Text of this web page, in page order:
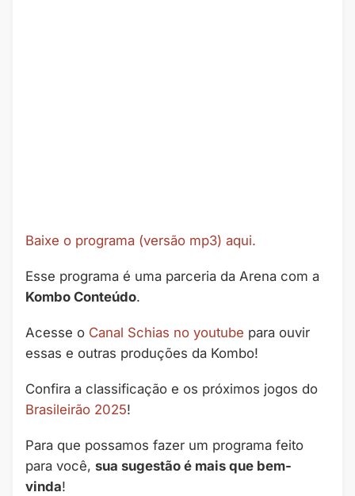
Baixe o programa (versão mp3) aqui.
Esse programa é uma parceria da Arena com a
Kombo Conteúdo.
Acesse o Canal Schias no youtube para ouvir
essas e outras produções da Kombo!
Confira a classificação e os próximos jogos do
Brasileirão 2025!
Para que possamos fazer um programa feito
para você, sua sugestão é mais que bem-
vinda!